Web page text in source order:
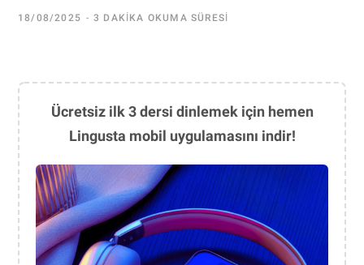
18/08/2025 3 DAKIKA OKUMA SÜRESI
Ücretsiz ilk 3 dersi dinlemek için hemen
Lingusta mobil uygulamasını indir!